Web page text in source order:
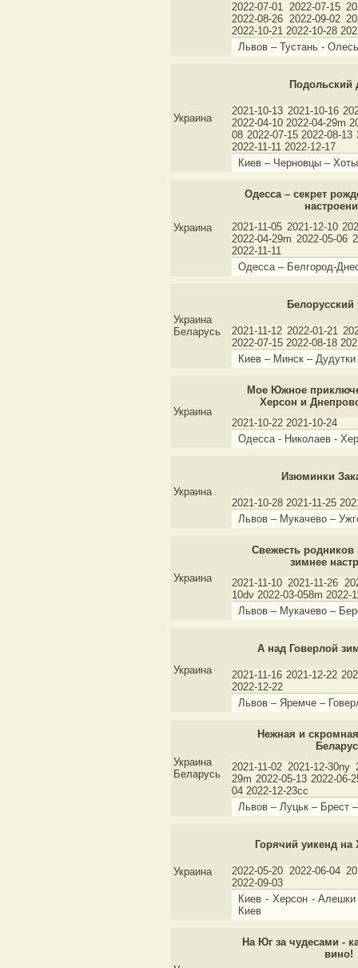
2022-07-01 2022-07-15
2022-08-26 2022-09-02
2022-10-21 2022-10-28
Львов – Тустань -
Украина
Подольский
2021-10-13 2021-10-16
2022-04-10 2022-04-29m
08 2022-07-15 2022-08-13
2022-11-11 2022-12-17
Киев – Черновцы –
Украина
Одесса – секрет
2021-11-05 2021-12-10
2022-04-29m 2022-05-06
2022-11-11
Одесса – Белгород-
Украина
Беларусь
Белорусский
2021-11-12 2022-01-21
2022-07-15 2022-08-18
Киев – Минск –
Украина
Мое Южное
Херсон и
2021-10-22 2021-10-24
Одесса - Николаев -
Украина
Изюминки
2021-10-28 2021-11-25
Львов – Мукачево –
Украина
Свежесть
зимнее
2021-11-10 2021-11-26
10dv 2022-03-058m 2022-
Львов – Мукачево –
Украина
А над Говерлой
2021-11-16 2021-12-22
2022-12-22
Львов – Яремче –
Украина
Беларусь
Нежная и
2021-11-02 2021-12-30ny
29m 2022-05-13 2022-06-
04 2022-12-23cc
Львов – Луцьк – Брест
Украина
Горячий уикенд
2022-05-20 2022-06-04
2022-09-03
Киев - Херсон - Алешки
Киев
На Юг за чудесами -
вино!